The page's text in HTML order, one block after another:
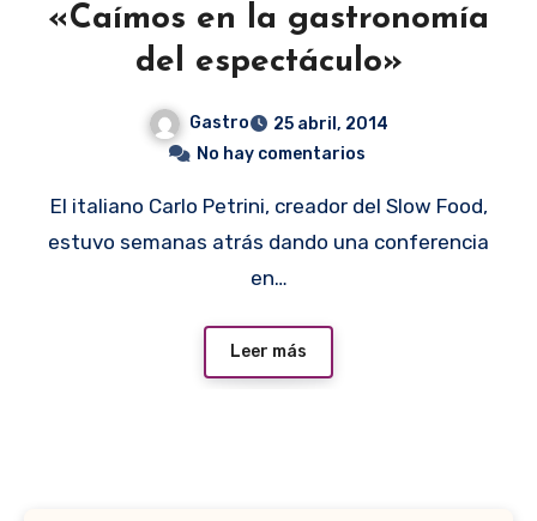
«Caímos en la gastronomía
del espectáculo»
Gastro
25 abril, 2014
No hay comentarios
El italiano Carlo Petrini, creador del Slow Food,
estuvo semanas atrás dando una conferencia
en…
Leer más